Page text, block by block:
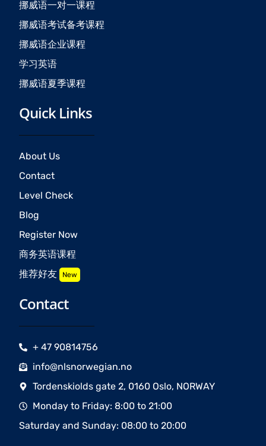
m
挪威语一对一课程
挪威语考试备考课程
挪威语企业课程
学习英语
挪威语夏季课程
Quick Links
About Us
Contact
Level Check
Blog
Register Now
商务英语课程
推荐好友 New
Contact
+ 47 90814756
info@nlsnorwegian.no
Tordenskiolds gate 2, 0160 Oslo, NORWAY
Monday to Friday: 8:00 to 21:00
Saturday and Sunday: 08:00 to 20:00